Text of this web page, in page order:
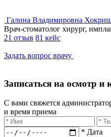
Галина Владимировна
Врач-стоматолог хирург,
21 отзыв 81 кейс
Задать вопрос врачу
Записаться на осмотр и
С вами свяжется
и время приема​
* Дата